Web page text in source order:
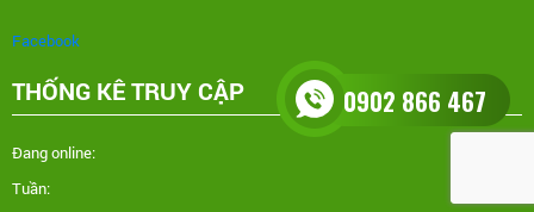
Facebook
THỐNG KÊ TRUY CẬP
Đang online:
Tuần:
0902 866 467